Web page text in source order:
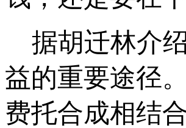
据胡迁林介
益的重要途径
费托合成相结